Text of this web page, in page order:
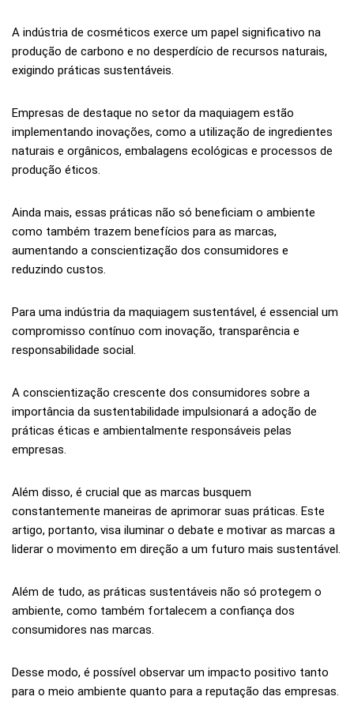
A indústria de cosméticos exerce um papel significativo na
produção de carbono e no desperdício de recursos naturais,
exigindo práticas sustentáveis.
Empresas de destaque no setor da maquiagem estão
implementando inovações, como a utilização de ingredientes
naturais e orgânicos, embalagens ecológicas e processos de
produção éticos.
Ainda mais, essas práticas não só beneficiam o ambiente
como também trazem benefícios para as marcas,
aumentando a conscientização dos consumidores e
reduzindo custos.
Para uma indústria da maquiagem sustentável, é essencial um
compromisso contínuo com inovação, transparência e
responsabilidade social.
A conscientização crescente dos consumidores sobre a
importância da sustentabilidade impulsionará a adoção de
práticas éticas e ambientalmente responsáveis pelas
empresas.
Além disso, é crucial que as marcas busquem
constantemente maneiras de aprimorar suas práticas. Este
artigo, portanto, visa iluminar o debate e motivar as marcas a
liderar o movimento em direção a um futuro mais sustentável.
Além de tudo, as práticas sustentáveis não só protegem o
ambiente, como também fortalecem a confiança dos
consumidores nas marcas.
Desse modo, é possível observar um impacto positivo tanto
para o meio ambiente quanto para a reputação das empresas.